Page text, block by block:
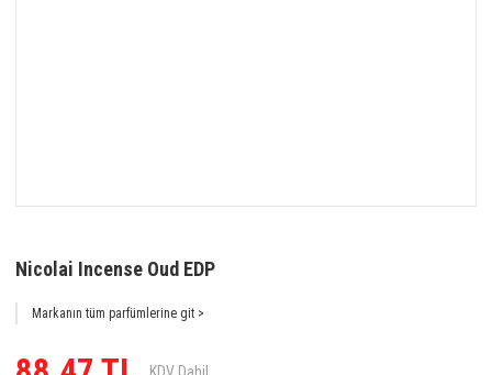
Nicolai Incense Oud EDP
Markanın tüm parfümlerine git >
KDV Dahil